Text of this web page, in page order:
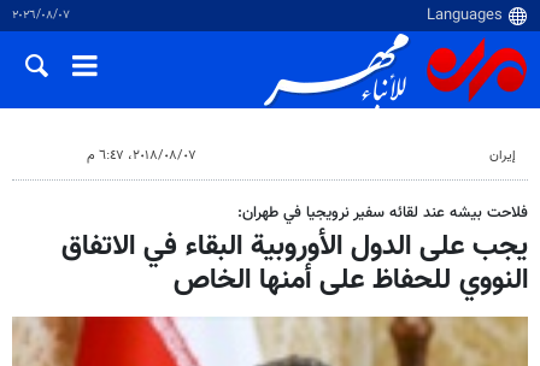
٠٧‏/٠٨‏/٢٠٢٦
إيران ٠٧‏/٠٨‏/٢٠١٨، ٦:٤٧ م
فلاحت بيشه عند لقائه سفير نرويجيا في طهران:
يجب على الدول الأوروبية البقاء في الاتفاق
النووي للحفاظ على أمنها الخاص